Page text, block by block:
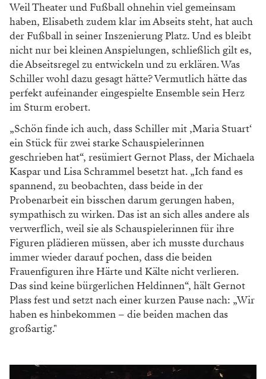
Weil Theater und Fußball ohnehin viel gemeinsam
haben, Elisabeth zudem klar im Abseits steht, hat auch
der Fußball in seiner Inszenierung Platz. Und es bleibt
nicht nur bei kleinen Anspielungen, schließlich gilt es,
die Abseitsregel zu entwickeln und zu erklären. Was
Schiller wohl dazu gesagt hätte? Vermutlich hätte das
perfekt aufeinander eingespielte Ensemble sein Herz
im Sturm erobert.
„Schön finde ich auch, dass Schiller mit ‚Maria Stuart‘
ein Stück für zwei starke Schauspielerinnen
geschrieben hat“, resümiert Gernot Plass, der Michaela
Kaspar und Lisa Schrammel besetzt hat. „Ich fand es
spannend, zu beobachten, dass beide in der
Probenarbeit ein bisschen darum gerungen haben,
sympathisch zu wirken. Das ist an sich alles andere als
verwerflich, weil sie als Schauspielerinnen für ihre
Figuren plädieren müssen, aber ich musste durchaus
immer wieder darauf pochen, dass die beiden
Frauenfiguren ihre Härte und Kälte nicht verlieren.
Das sind keine bürgerlichen Heldinnen“, hält Gernot
Plass fest und setzt nach einer kurzen Pause nach: „Wir
haben es hinbekommen – die beiden machen das
großartig."